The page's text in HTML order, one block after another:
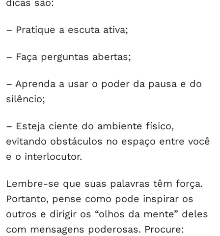
dicas são:
– Pratique a escuta ativa;
– Faça perguntas abertas;
– Aprenda a usar o poder da pausa e do
silêncio;
– Esteja ciente do ambiente físico,
evitando obstáculos no espaço entre você
e o interlocutor.
Lembre-se que suas palavras têm força.
Portanto, pense como pode inspirar os
outros e dirigir os “olhos da mente” deles
com mensagens poderosas. Procure: